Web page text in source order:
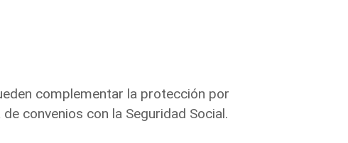
complementar la protección por
convenios con la Seguridad Social.